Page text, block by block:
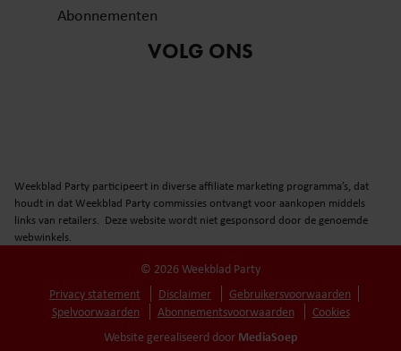
Abonnementen
VOLG ONS
Weekblad Party participeert in diverse affiliate marketing programma’s, dat
houdt in dat Weekblad Party commissies ontvangt voor aankopen middels
links van retailers. Deze website wordt niet gesponsord door de genoemde
webwinkels.
© 2026 Weekblad Party
Privacy statement
Disclaimer
Gebruikersvoorwaarden
Spelvoorwaarden
Abonnementsvoorwaarden
Cookies
Website gerealiseerd door MediaSoep